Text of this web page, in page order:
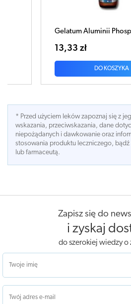
Ibenormin płyn
20,70 zł
DO KOSZYKA
* Przed użyciem leków zapoznaj się z
wskazania, przeciwskazania, dane
niepożądanych i dawkowanie oraz
stosowania produktu leczniczego, bądź
lub farmaceutą.
Zapisz się do
i zyskaj
do szerokiej wiedzy o